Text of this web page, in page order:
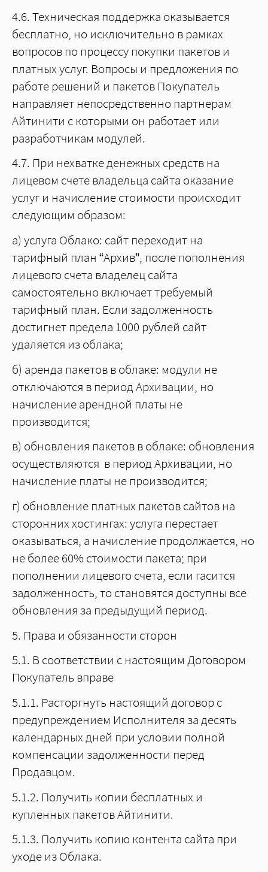
4.6. Техническая поддержка оказывается
бесплатно, но исключительно в рамках
вопросов по процессу покупки пакетов и
платных услуг. Вопросы и предложения по
работе решений и пакетов Покупатель
направляет непосредственно партнерам
Айтинити с которыми он работает или
разработчикам модулей.
4.7. При нехватке денежных средств на
лицевом счете владельца сайта оказание
услуг и начисление стоимости происходит
следующим образом:
а) услуга Облако: сайт переходит на
тарифный план “Архив”, после пополнения
лицевого счета владелец сайта
самостоятельно включает требуемый
тарифный план. Если задолженность
достигнет предела 1000 рублей сайт
удаляется из облака;
б) аренда пакетов в облаке: модули не
отключаются в период Архивации, но
начисление арендной платы не
производится;
в) обновления пакетов в облаке: обновления
осуществляются в период Архивации, но
начисление платы не производится;
г) обновление платных пакетов сайтов на
сторонних хостингах: услуга перестает
оказываться, а начисление продолжается, но
не более 60% стоимости пакета; при
пополнении лицевого счета, если гасится
задолженность, то становятся доступны все
обновления за предыдущий период.
5. Права и обязанности сторон
5.1. В соответствии с настоящим Договором
Покупатель вправе
5.1.1. Расторгнуть настоящий договор с
предупреждением Исполнителя за десять
календарных дней при условии полной
компенсации задолженности перед
Продавцом.
5.1.2. Получить копии бесплатных и
купленных пакетов Айтинити.
5.1.3. Получить копию контента сайта при
уходе из Облака.